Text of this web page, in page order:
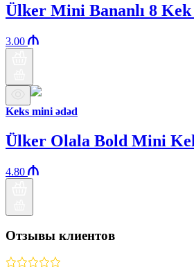
Ülker Mini Bananlı 8
3.00
Keks mini ədəd
Ülker Olala Bold Mini
4.80
Отзывы клиентов